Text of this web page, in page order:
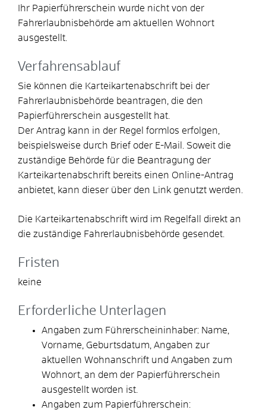
Ihr Papierführerschein wurde nicht von der
Fahrerlaubnisbehörde am aktuellen Wohnort
ausgestellt.
Verfahrensablauf
Sie können die Karteikartenabschrift bei der
Fahrerlaubnisbehörde beantragen, die den
Papierführerschein ausgestellt hat.
Der Antrag kann in der Regel formlos erfolgen
beispielsweise durch Brief oder E-Mail. Soweit die
zuständige Behörde für die Beantragung der
Karteikartenabschrift bereits einen Online-Antrag
anbietet, kann dieser über den Link genutzt werden.
Die Karteikartenabschrift wird im Regelfall direkt an
die zuständige Fahrerlaubnisbehörde gesendet.
Fristen
keine
Erforderliche Unterlagen
Angaben zum Führerscheininhaber: Name,
Vorname, Geburtsdatum, Angaben zur
aktuellen Wohnanschrift und Angaben zum
Wohnort, an dem der Papierführerschein
ausgestellt worden ist
Angaben zum Papierführerschein: